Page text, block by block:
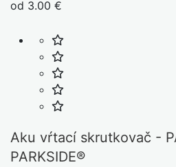
od 3.00 €
Aku vŕtací skrutkovač -
PARKSIDE®